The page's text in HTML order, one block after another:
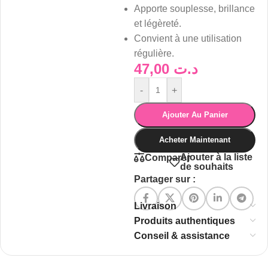
Apporte souplesse, brillance
et légèreté.
Convient à une utilisation
régulière.
د.ت
- +
Ajouter Au Panier
Acheter Maintenant
ComparerAjouter à la liste
de souhaits
Partager sur :
Livraison
Produits authentiques
Conseil & assistance